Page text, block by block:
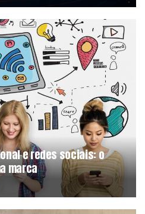
e redes sociais: o
marca